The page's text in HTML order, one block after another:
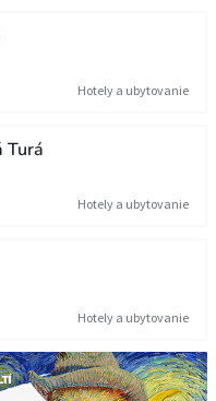
Hotely a ubytovanie
Turá
Hotely a ubytovanie
Hotely a ubytovanie